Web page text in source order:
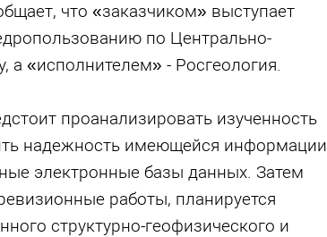
что «заказчиком» выступает
по Центрально-
а «исполнителем» - Росгеология.
проанализировать изученность
надежность имеющейся
электронные базы данных. Затем
работы, планируется
структурно-геофизического и